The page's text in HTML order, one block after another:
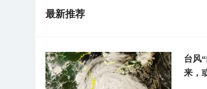
最新推荐
台风
来，